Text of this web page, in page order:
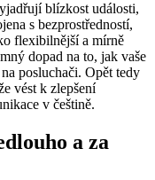
blízkost události,
s bezprostředností,
flexibilnější a mírně
dopad na to, jak vaše
posluchači. Opět tedy
vést k zlepšení
v češtině.
a za